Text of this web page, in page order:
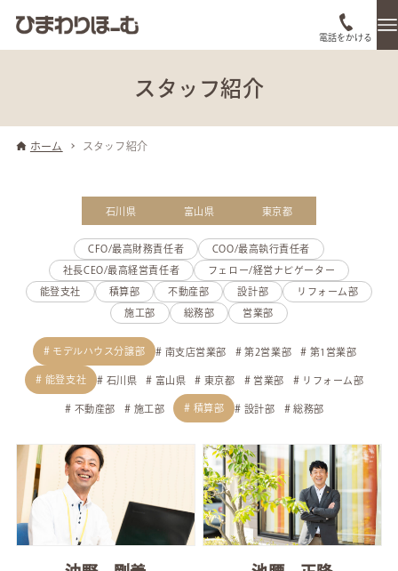
電話をかける
スタッフ紹介
ホーム スタッフ紹介
石川県 富山県 東京都
CFO/最高財務責任者 COO/最高執行責任者
社長CEO/最高経営責任者 フェロー/経営ナビゲーター
能登支社 積算部 不動産部 設計部 リフォーム部
施工部 総務部 営業部
モデルハウス分譲部 南支店営業部 第2営業部 第1営業部
能登支社 石川県 富山県 東京都 営業部 リフォーム部
不動産部 施工部 積算部 設計部 総務部